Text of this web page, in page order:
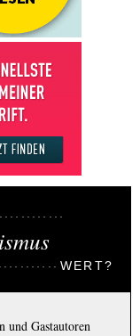
WERT?
und Gastautoren